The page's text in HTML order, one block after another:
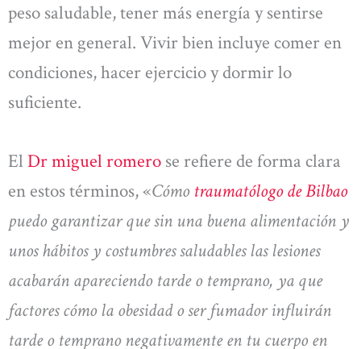
peso saludable, tener más energía y sentirse
mejor en general. Vivir bien incluye comer en
condiciones, hacer ejercicio y dormir lo
suficiente.
El Dr miguel romero se refiere de forma clara
en estos términos, «Cómo traumatólogo de Bilbao
puedo garantizar que sin una buena alimentación y
unos hábitos y costumbres saludables las lesiones
acabarán apareciendo tarde o temprano, ya que
factores cómo la obesidad o ser fumador influirán
tarde o temprano negativamente en tu cuerpo en